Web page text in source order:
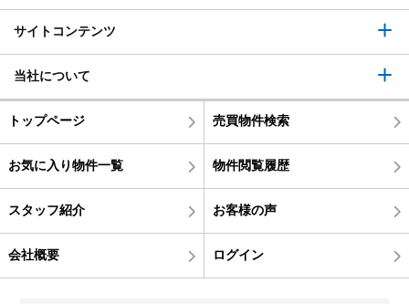
サイトコンテンツ
当社について
トップページ 売買物件検索
お気に入り物件一覧 物件閲覧履歴
スタッフ紹介 お客様の声
会社概要 ログイン